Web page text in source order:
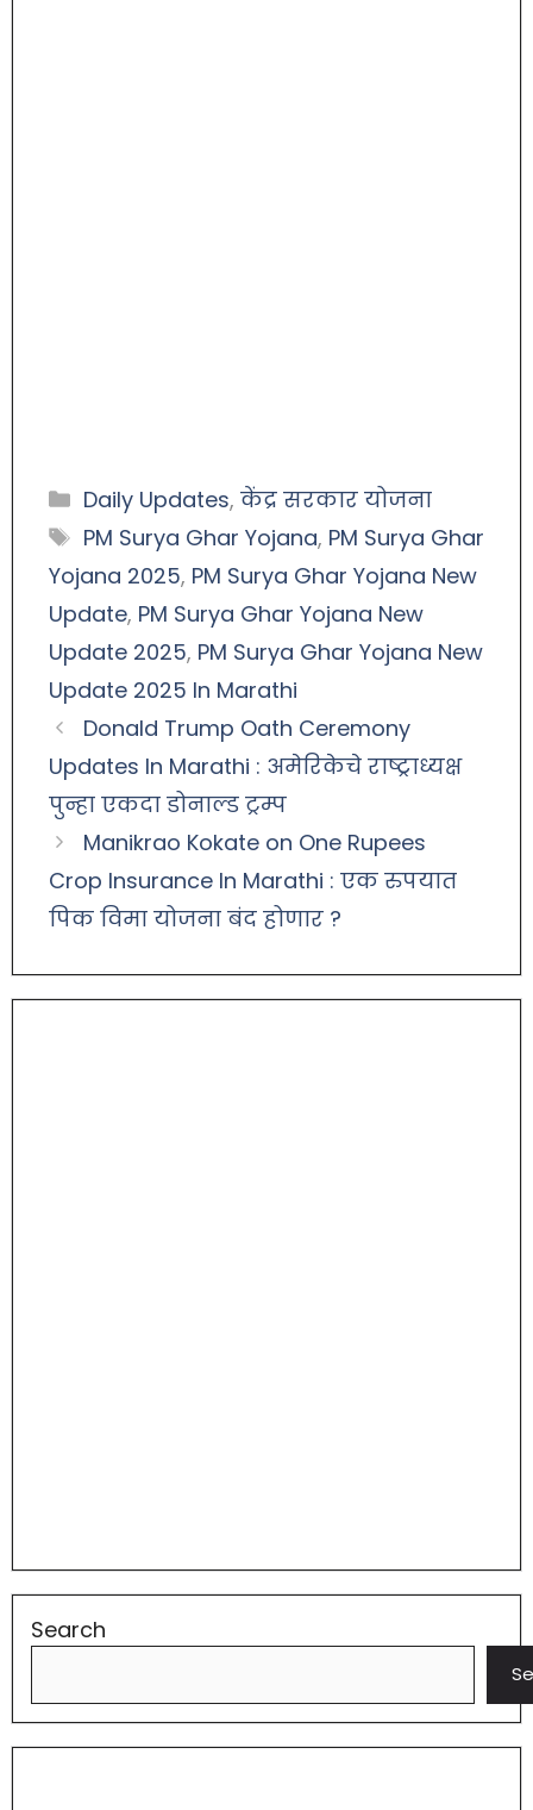
Daily Updates, केंद्र सरकार योजना
PM Surya Ghar Yojana, PM Surya Ghar
Yojana 2025, PM Surya Ghar Yojana New
Update, PM Surya Ghar Yojana New
Update 2025, PM Surya Ghar Yojana New
Update 2025 In Marathi
Donald Trump Oath Ceremony
Updates In Marathi : अमेरिकेचे राष्ट्राध्यक्ष
पुन्हा एकदा डोनाल्ड ट्रम्प
Manikrao Kokate on One Rupees
Crop Insurance In Marathi : एक रुपयात
पिक विमा योजना बंद होणार ?
Search